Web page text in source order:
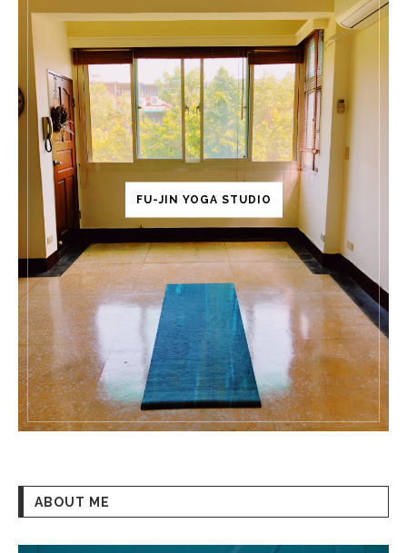
FU-JIN YOGA STUDIO
ABOUT ME